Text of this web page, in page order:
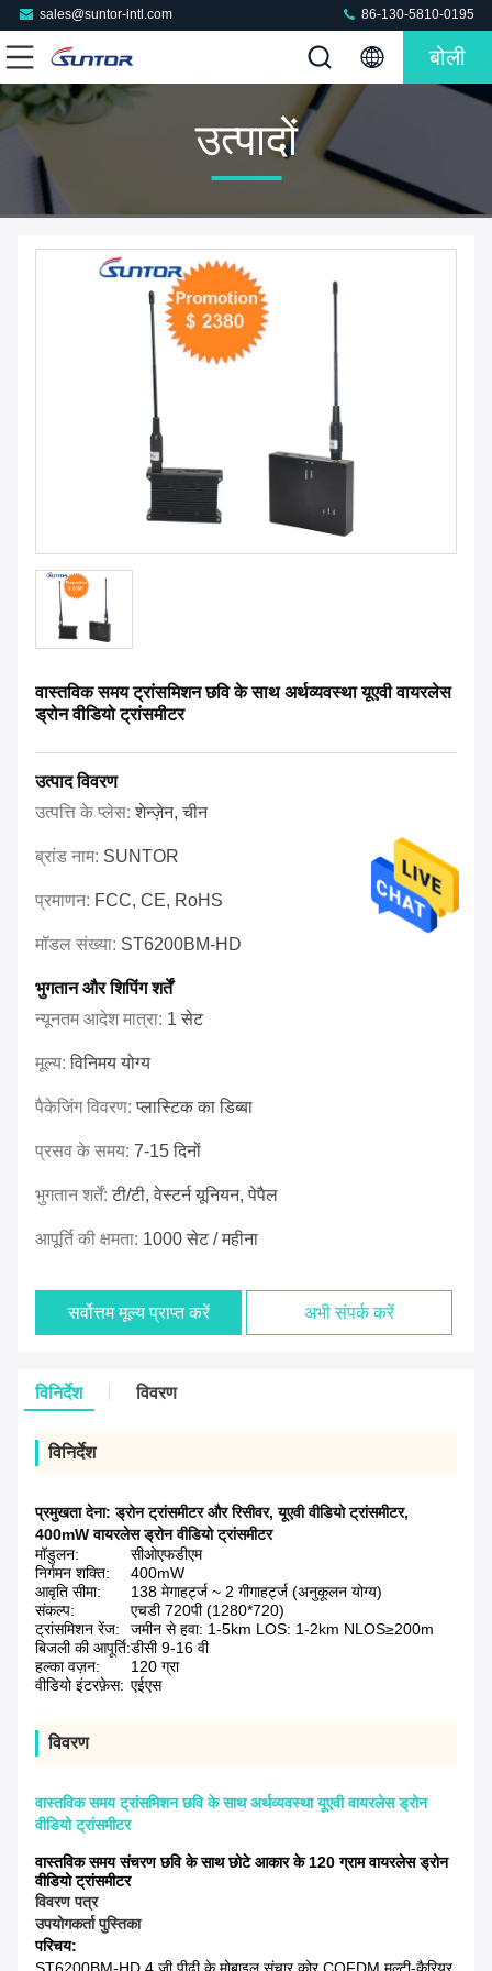
sales@suntor-intl.com 86-130-5810-0195
बोली
उत्पादों
वास्तविक समय ट्रांसमिशन छवि के साथ अर्थव्यवस्था यूएवी वायरलेस
ड्रोन वीडियो ट्रांसमीटर
उत्पाद विवरण
उत्पत्ति के प्लेस:शेन्ज़ेन, चीन
ब्रांड नाम: SUNTOR
प्रमाणन: FCC, CE, RoHS
मॉडल संख्या: ST6200BM-HD
भुगतान और शिपिंग शर्तें
न्यूनतम आदेश मात्रा: 1 सेट
मूल्य:विनिमय योग्य
पैकेजिंग विवरण:प्लास्टिक का डिब्बा
प्रसव के समय: 7-15 दिनों
भुगतान शर्तें:टी/टी, वेस्टर्न यूनियन, पेपैल
आपूर्ति की क्षमता: 1000 सेट / महीना
सर्वोत्तम मूल्य प्राप्त करें अभी संपर्क करें
विनिर्देश विवरण
विनिर्देश
प्रमुखता देना:ड्रोन ट्रांसमीटर और रिसीवर,यूएवी वीडियो ट्रांसमीटर,
400mW वायरलेस ड्रोन वीडियो ट्रांसमीटर
मॉडुलन:
सीओएफडीएम
निर्गमन शक्ति:
400mW
आवृति सीमा:
138 मेगाहर्ट्ज ~ 2 गीगाहर्ट्ज (अनुकूलन योग्य)
संकल्प:
एचडी 720पी (1280*720)
ट्रांसमिशन रेंज:
जमीन से हवा: 1-5km LOS: 1-2km NLOS≥200m
बिजली की आपूर्ति:डीसी 9-16 वी
हल्का वज़न:
120 ग्रा
वीडियो इंटरफ़ेस: एईएस
विवरण
वास्तविक समय ट्रांसमिशन छवि के साथ अर्थव्यवस्था यूएवी वायरलेस ड्रोन
वीडियो ट्रांसमीटर
वास्तविक समय संचरण छवि के साथ छोटे आकार के 120 ग्राम वायरलेस ड्रोन
वीडियो ट्रांसमीटर
विवरण पत्र
उपयोगकर्ता पुस्तिका
परिचय: